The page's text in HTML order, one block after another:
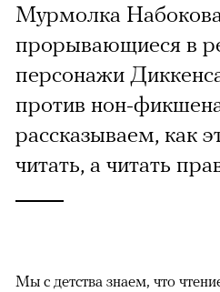
Мурмолка
прорывающиеся в
персонажи
против нон-
рассказываем, как
читать, а читать
Мы с детства знаем, что